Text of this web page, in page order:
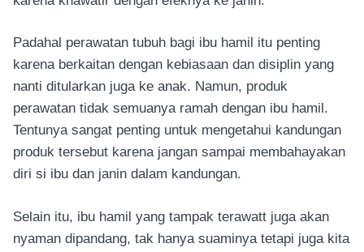
Padahal perawatan tubuh bagi ibu hamil itu penting
karena berkaitan dengan kebiasaan dan disiplin yang
nanti ditularkan juga ke anak. Namun, produk
perawatan tidak semuanya ramah dengan ibu hamil.
Tentunya sangat penting untuk mengetahui kandungan
produk tersebut karena jangan sampai membahayakan
diri si ibu dan janin dalam kandungan.
Selain itu, ibu hamil yang tampak terawatt juga akan
nyaman dipandang, tak hanya suaminya tetapi juga kita